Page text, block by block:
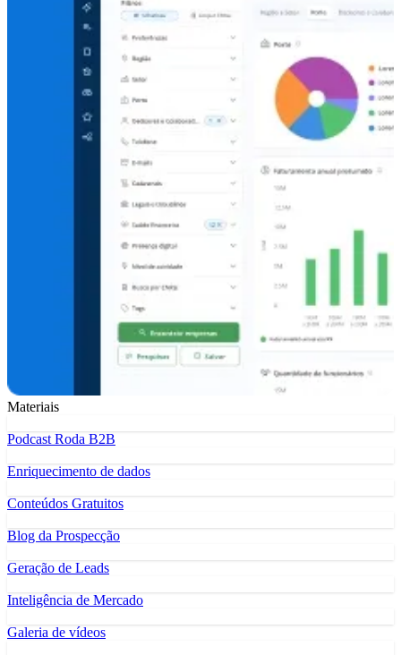
Materiais
Podcast Roda B2B
Enriquecimento de dados
Conteúdos Gratuitos
Blog da Prospecção
Geração de Leads
Inteligência de Mercado
Galeria de vídeos